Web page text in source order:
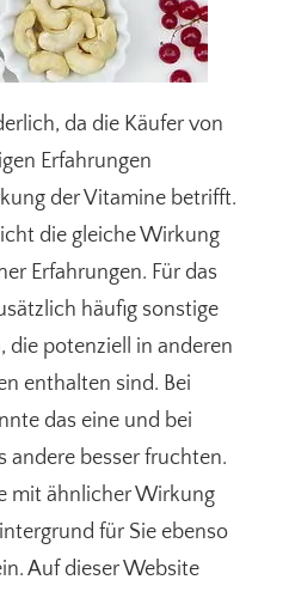
da die Käufer von
Erfahrungen
der Vitamine betrifft.
die gleiche Wirkung
Erfahrungen. Für das
häufig sonstige
potenziell in anderen
enthalten sind. Bei
das eine und bei
andere besser fruchten.
mit ähnlicher Wirkung
für Sie ebenso
Auf dieser Website